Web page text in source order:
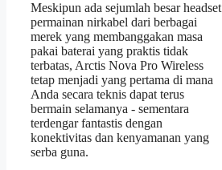
Meskipun ada sejumlah besar headset
permainan nirkabel dari berbagai
merek yang membanggakan masa
pakai baterai yang praktis tidak
terbatas, Arctis Nova Pro Wireless
tetap menjadi yang pertama di mana
Anda secara teknis dapat terus
bermain selamanya - sementara
terdengar fantastis dengan
konektivitas dan kenyamanan yang
serba guna.